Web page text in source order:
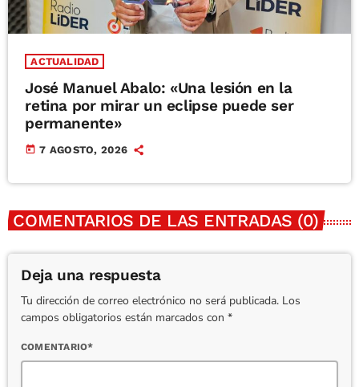
ACTUALIDAD
José Manuel Abalo: «Una lesión en la
retina por mirar un eclipse puede ser
permanente»
today 7 AGOSTO, 2026
COMENTARIOS DE LAS ENTRADAS (0)
Deja una respuesta
Tu dirección de correo electrónico no será publicada. Los
campos obligatorios están marcados con *
COMENTARIO*